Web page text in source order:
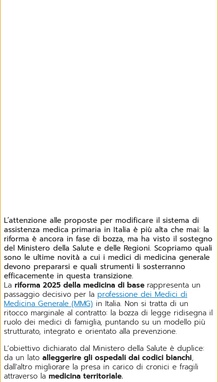
L’attenzione alle proposte per modificare il sistema di
assistenza medica primaria in Italia è più alta che mai: la
riforma è ancora in fase di bozza, ma ha visto il sostegno
del Ministero della Salute e delle Regioni. Scopriamo quali
sono le ultime novità a cui i medici di medicina generale
devono prepararsi e quali strumenti li sosterranno
efficacemente in questa transizione.
La riforma 2025 della medicina di base rappresenta un
passaggio decisivo per la professione dei Medici di
Medicina Generale (MMG) in Italia. Non si tratta di un
ritocco marginale al contratto: la bozza di legge ridisegna il
ruolo dei medici di famiglia, puntando su un modello più
strutturato, integrato e orientato alla prevenzione.
L’obiettivo dichiarato dal Ministero della Salute è duplice:
da un lato alleggerire gli ospedali dai codici bianchi,
dall’altro migliorare la presa in carico di cronici e fragili
attraverso la medicina territoriale.